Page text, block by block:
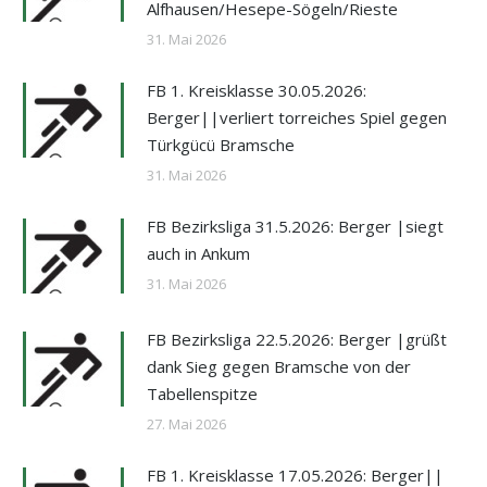
Alfhausen/Hesepe-Sögeln/Rieste
31. Mai 2026
FB 1. Kreisklasse 30.05.2026:
Berger||verliert torreiches Spiel gegen
Türkgücü Bramsche
31. Mai 2026
FB Bezirksliga 31.5.2026: Berger |siegt
auch in Ankum
31. Mai 2026
FB Bezirksliga 22.5.2026: Berger |grüßt
dank Sieg gegen Bramsche von der
Tabellenspitze
27. Mai 2026
FB 1. Kreisklasse 17.05.2026: Berger||